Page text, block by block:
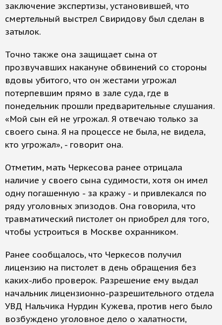
заключение экспертизы, установившей, что
смертельный выстрел Свиридову был сделан в
затылок.
Точно также она защищает сына от
прозвучавших накануне обвинений со стороны
вдовы убитого, что он жестами угрожал
потерпевшим прямо в зале суда, где в
понедельник прошли предварительные слушания.
«Мой сын ей не угрожал. Я отвечаю только за
своего сына. Я на процессе не была, не видела,
кто угрожал», - говорит она.
Отметим, мать Черкесова ранее отрицала
наличие у своего сына судимости, хотя он имел
одну погашенную - за кражу - и привлекался по
ряду уголовных эпизодов. Она говорила, что
травматический пистолет он приобрел для того,
чтобы устроиться в Москве охранником.
Ранее сообщалось, что Черкесов получил
лицензию на пистолет в день обращения без
каких-либо проверок. Разрешение ему выдал
начальник лицензионно-разрешительного отдела
УВД Нальчика Нурдин Кужева, против него было
возбуждено уголовное дело о халатности,